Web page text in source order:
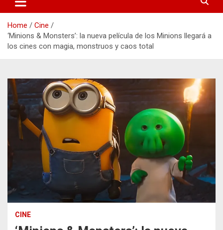
Home
Cine
‘Minions & Monsters’: la nueva película de los Minions llegará a
los cines con magia, monstruos y caos total
CINE